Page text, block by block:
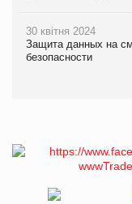
30 квітня 2024
Защита данных на
безопасности